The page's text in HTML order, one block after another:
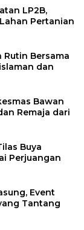
LP2B,
Pertanian
Rutin Bersama
dan
Bawan
Remaja dari
Buya
Perjuangan
Event
Tantang